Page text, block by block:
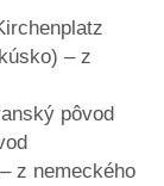
– z
pôvod
z nemeckého